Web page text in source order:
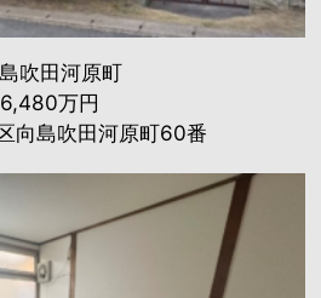
吹田河原町
6,480万円
向島吹田河原町60番